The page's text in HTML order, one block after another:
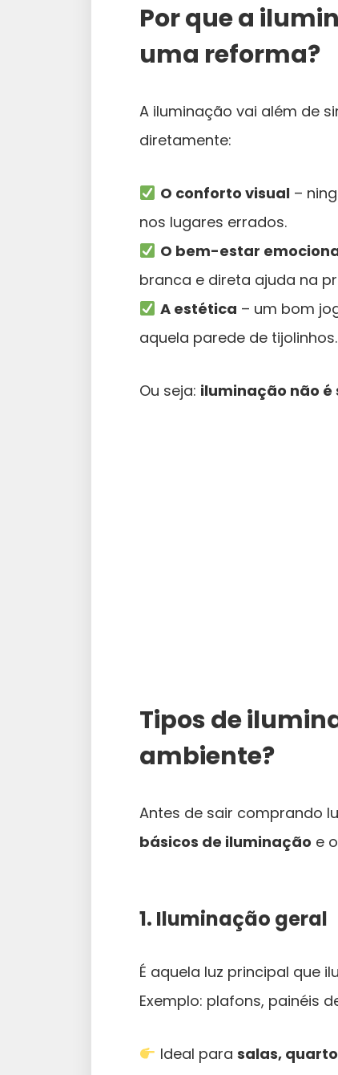
Por que a
uma reforma?
A iluminação vai além de
diretamente:
O conforto visual–
nos lugares errados.
O bem-estar
branca e direta ajuda na
A estética – um bom
aquela parede de tijolinhos.
Ou seja: iluminação não é
Tipos de
ambiente?
Antes de sair comprando
básicos de iluminação e
1. Iluminação geral
É aquela luz principal que
Exemplo: plafons, painéis
Ideal para salas,